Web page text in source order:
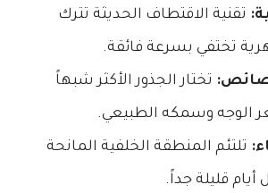
تقنية الاقتطاف الحديثة تترك
تختفي بسرعة فائقة.
تختار الجذور الأكثر شبهاً
الوجه وسمكه الطبيعي.
تلتئم المنطقة الخلفية المانحة
أيام قليلة جداً.